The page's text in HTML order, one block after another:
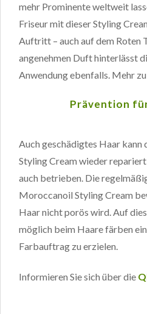
mehr Prominente weltweit
Friseur mit dieser Styling
Auftritt – auch auf dem Roten
angenehmen Duft hinterlässt
Anwendung ebenfalls. Mehr zu
Prävention
Auch geschädigtes Haar
Styling Cream wieder
auch betrieben. Die
Moroccanoil Styling Cream
Haar nicht porös wird. Auf
möglich beim Haare färben
Farbauftrag zu erzielen.
Informieren Sie sich über die